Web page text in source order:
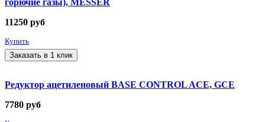
горючие газы), MESSER
11250 руб
Купить
Заказать в 1 клик
Редуктор ацетиленовый BASE CONTROL ACE, GCE
7780 руб